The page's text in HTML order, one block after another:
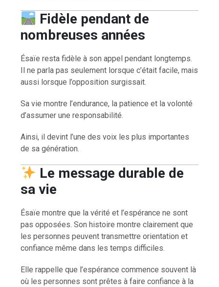
Fidèle pendant de
nombreuses années
Ésaïe resta fidèle à son appel pendant longtemps.
Il ne parla pas seulement lorsque c’était facile, mais
aussi lorsque l’opposition surgissait.
Sa vie montre l’endurance, la patience et la volonté
d’assumer une responsabilité.
Ainsi, il devint l’une des voix les plus importantes
de sa génération.
Le message durable de
sa vie
Ésaïe montre que la vérité et l’espérance ne sont
pas opposées. Son histoire montre clairement que
les personnes peuvent transmettre orientation et
confiance même dans les temps difficiles.
Elle rappelle que l’espérance commence souvent là
où les personnes sont prêtes à faire confiance à la